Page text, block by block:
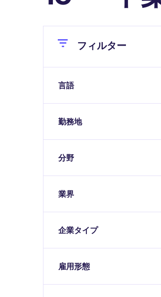
Closeフィルター
言語
勤務地
分野
業界
企業タイプ
雇用形態